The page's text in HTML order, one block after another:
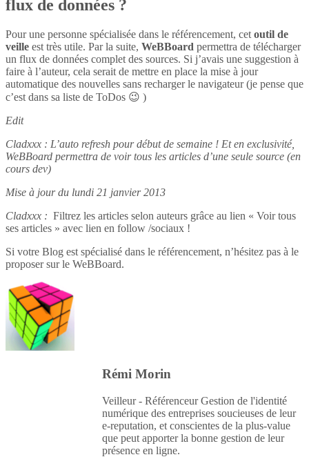
flux de données ?
Pour une personne spécialisée dans le référencement, cet outil de
veille est très utile. Par la suite, WeBBoard permettra de télécharger
un flux de données complet des sources. Si j’avais une suggestion à
faire à l’auteur, cela serait de mettre en place la mise à jour
automatique des nouvelles sans recharger le navigateur (je pense que
c’est dans sa liste de ToDos 😉 )
Edit
Cladxxx : L’auto refresh pour début de semaine ! Et en exclusivité,
WeBBoard permettra de voir tous les articles d’une seule source (en
cours dev)
Mise à jour du lundi 21 janvier 2013
Cladxxx : Filtrez les articles selon auteurs grâce au lien « Voir tous
ses articles » avec lien en follow /sociaux !
Si votre Blog est spécialisé dans le référencement, n’hésitez pas à le
proposer sur le WeBBoard.
Rémi Morin
Veilleur - Référenceur Gestion de l'identité
numérique des entreprises soucieuses de leur
e-reputation, et conscientes de la plus-value
que peut apporter la bonne gestion de leur
présence en ligne.